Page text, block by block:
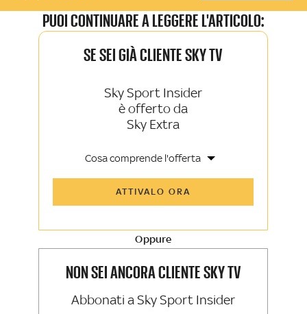
PUOI CONTINUARE A LEGGERE L'ARTICOLO:
SE SEI GIÀ CLIENTE SKY TV
Sky Sport Insider
è offerto da
Sky Extra
Cosa comprende l'offerta
Sky TG24 Insider
Sport e Sky TG24
La newsletter esclusiva di Sky Sport
ATTIVALO ORA
Oppure
NON SEI ANCORA CLIENTE SKY TV
Abbonati a Sky Sport Insider